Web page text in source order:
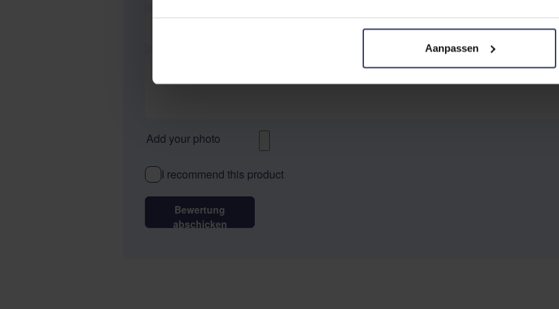
Aanpassen
Add your photo
I recommend this product
Bewertung
abschicken